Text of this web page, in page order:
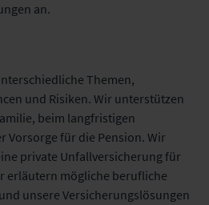
an.
Themen,
und Risiken. Wir unterstützen
beim langfristigen
Vorsorge für die Pension. Wir
private Unfallversicherung für
erläutern mögliche berufliche
unsere Versicherungslösungen